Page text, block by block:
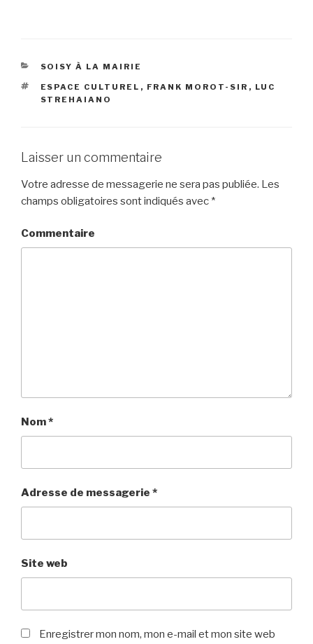
CATÉGORIES
SOISY À LA MAIRIE
ÉTIQUETTES
ESPACE CULTUREL , FRANK MOROT-SIR , LUC
STREHAIANO
Laisser un commentaire
Votre adresse de messagerie ne sera pas publiée. Les
champs obligatoires sont indiqués avec *
Commentaire
Nom*
Adresse de messagerie *
Site web
Enregistrer mon nom, mon e-mail et mon site web